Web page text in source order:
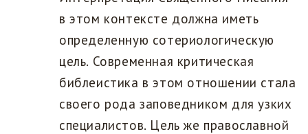
в этом контексте должна иметь
определенную сотериологическую
цель. Современная критическая
библеистика в этом отношении стала
своего рода заповедником для узких
специалистов. Цель же православной